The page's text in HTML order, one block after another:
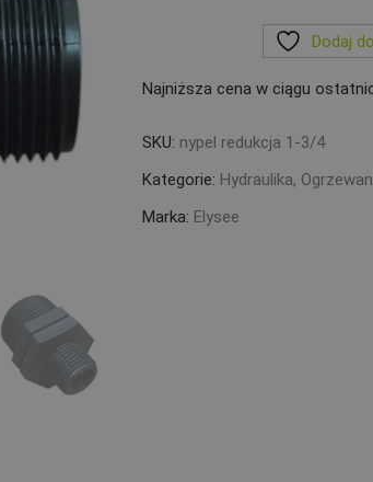
Dodaj
Najniższa cena w ciągu
SKU: nypel redukcja 1-3/4
Kategorie: Hydraulika,
Marka: Elysee